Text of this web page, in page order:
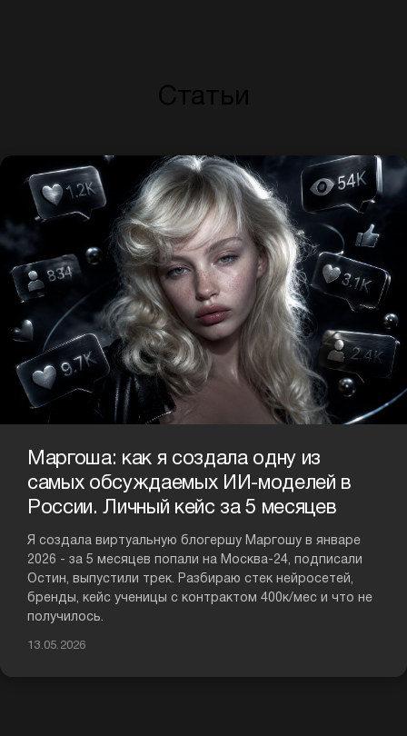
Статьи
Маргоша: как я создала одну из
самых обсуждаемых ИИ-моделей в
России. Личный кейс за 5 месяцев
Я создала виртуальную блогершу Маргошу в январе
2026 - за 5 месяцев попали на Москва-24, подписали
Остин, выпустили трек. Разбираю стек нейросетей,
бренды, кейс ученицы с контрактом 400к/мес и что не
получилось.
13.05.2026